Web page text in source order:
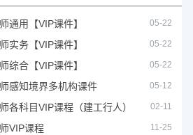
通用【VIP课件】 05-22
实务【VIP课件】 05-22
综合【VIP课件】 05-22
感知境界多机构课件 05-12
各科目VIP课程（建工行人） 02-11
VIP课程 11-25